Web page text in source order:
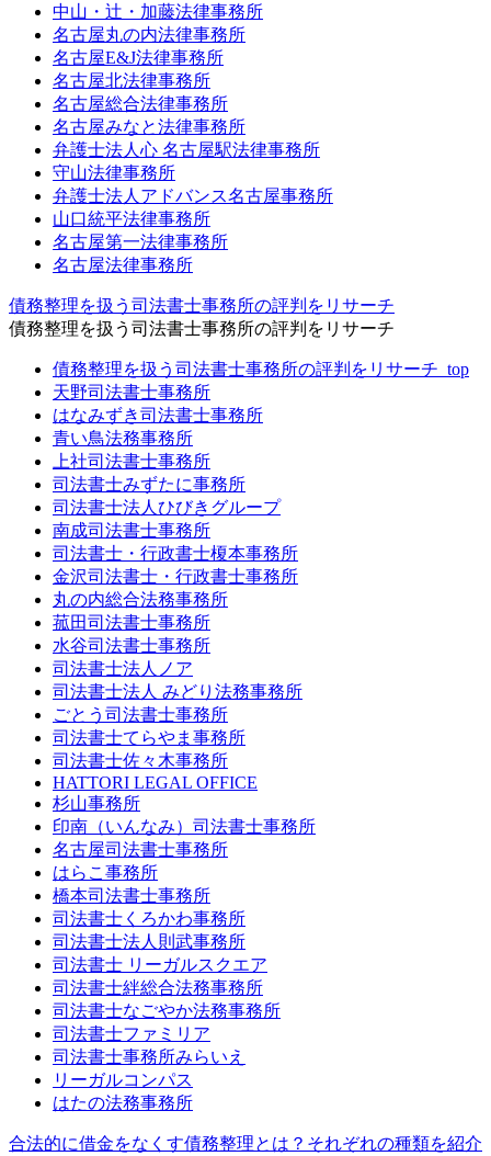
中山・辻・加藤法律事務所
名古屋丸の内法律事務所
名古屋E&J法律事務所
名古屋北法律事務所
名古屋総合法律事務所
名古屋みなと法律事務所
弁護士法人心 名古屋駅法律事務所
守山法律事務所
弁護士法人アドバンス名古屋事務所
山口統平法律事務所
名古屋第一法律事務所
名古屋法律事務所
債務整理を扱う司法書士事務所の評判をリサーチ
債務整理を扱う司法書士事務所の評判をリサーチ
債務整理を扱う司法書士事務所の評判をリサーチ_top
天野司法書士事務所
はなみずき司法書士事務所
青い鳥法務事務所
上社司法書士事務所
司法書士みずたに事務所
司法書士法人ひびきグループ
南成司法書士事務所
司法書士・行政書士榎本事務所
金沢司法書士・行政書士事務所
丸の内総合法務事務所
菰田司法書士事務所
水谷司法書士事務所
司法書士法人ノア
司法書士法人 みどり法務事務所
ごとう司法書士事務所
司法書士てらやま事務所
司法書士佐々木事務所
HATTORI LEGAL OFFICE
杉山事務所
印南（いんなみ）司法書士事務所
名古屋司法書士事務所
はらこ事務所
橋本司法書士事務所
司法書士くろかわ事務所
司法書士法人則武事務所
司法書士 リーガルスクエア
司法書士絆総合法務事務所
司法書士なごやか法務事務所
司法書士ファミリア
司法書士事務所みらいえ
リーガルコンパス
はたの法務事務所
合法的に借金をなくす債務整理とは？それぞれの種類を紹介